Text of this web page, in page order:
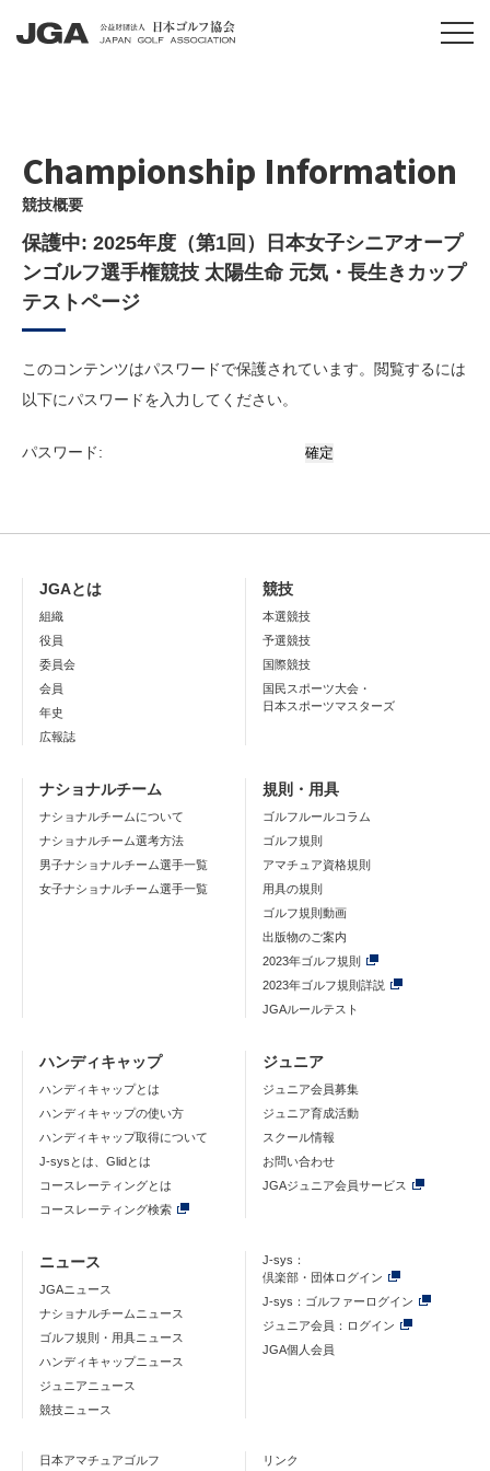
Championship Information
競技概要
保護中: 2025年度（第1回）日本女子シニアオープ
ンゴルフ選手権競技 太陽生命 元気・長生きカップ
テストページ
このコンテンツはパスワードで保護されています。閲覧するには
以下にパスワードを入力してください。
パスワード:
JGAとは
組織
役員
委員会
会員
年史
広報誌
競技
本選競技
予選競技
国際競技
国民スポーツ大会・
日本スポーツマスターズ
ナショナルチーム
ナショナルチームについて
ナショナルチーム選考方法
男子ナショナルチーム選手一覧
女子ナショナルチーム選手一覧
規則・用具
ゴルフルールコラム
ゴルフ規則
アマチュア資格規則
用具の規則
ゴルフ規則動画
出版物のご案内
2023年ゴルフ規則
2023年ゴルフ規則詳説
JGAルールテスト
ハンディキャップ
ハンディキャップとは
ハンディキャップの使い方
ハンディキャップ取得について
J-sysとは、Glidとは
コースレーティングとは
コースレーティング検索
ジュニア
ジュニア会員募集
ジュニア育成活動
スクール情報
お問い合わせ
JGAジュニア会員サービス
ニュース
JGAニュース
ナショナルチームニュース
ゴルフ規則・用具ニュース
ハンディキャップニュース
ジュニアニュース
競技ニュース
J-sys：
倶楽部・団体ログイン
J-sys：ゴルファーログイン
ジュニア会員：ログイン
JGA個人会員
日本アマチュアゴルフ リンク